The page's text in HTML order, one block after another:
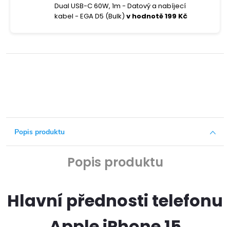
Dual USB-C 60W, 1m - Datový a nabíjecí
kabel - EGA D5 (Bulk) v hodnotě 199 Kč
Popis produktu
Popis produktu
Hlavní přednosti telefonu